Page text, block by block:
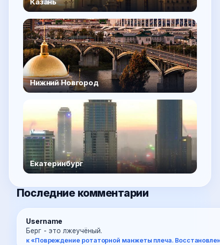
Казань
Нижний Новгород
Екатеринбург
Последние комментарии
Username
Берг - это лжеучёный.
к «Повреждение ротаторной манжеты плеча.